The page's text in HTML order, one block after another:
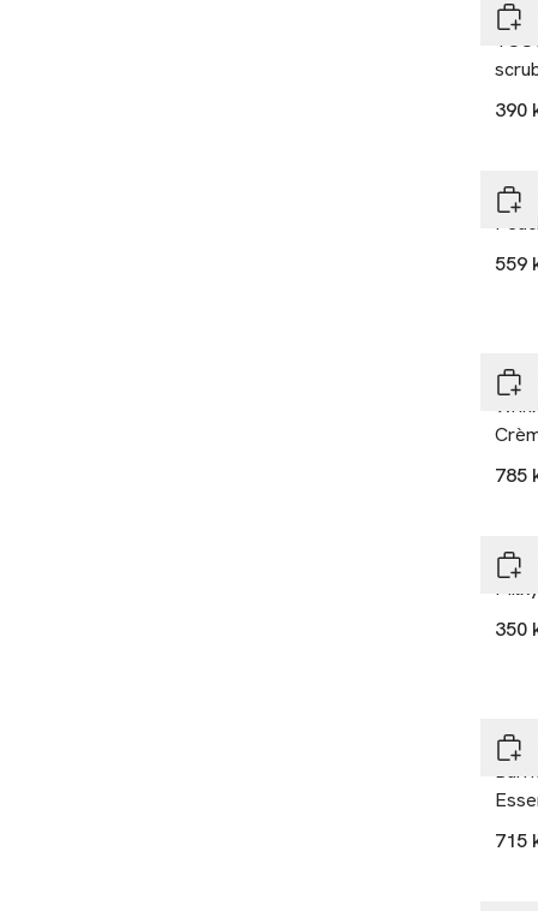
Ole
390
Ole
559
Ole
785
Ole
350
Ole
715